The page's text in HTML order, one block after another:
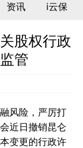
资讯 i云保
股权行政
管
风险，严厉打
近日撤销昆仑
变更的行政许